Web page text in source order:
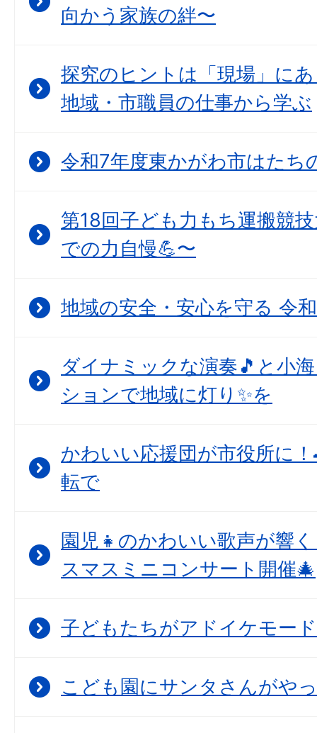
向かう家族の絆〜
探究のヒントは「現場」に
地域・市職員の仕事から学ぶ
令和7年度東かがわ市はたち
第18回子ども力もち運搬競
での力自慢💪〜
地域の安全・安心を守る 令
ダイナミックな演奏🎵と小
ションで地域に灯り✨を
かわいい応援団が市役所に
転で
園児👧のかわいい歌声が響
スマスミニコンサート開催🎄
子どもたちがアドイケモー
こども園にサンタさんがや